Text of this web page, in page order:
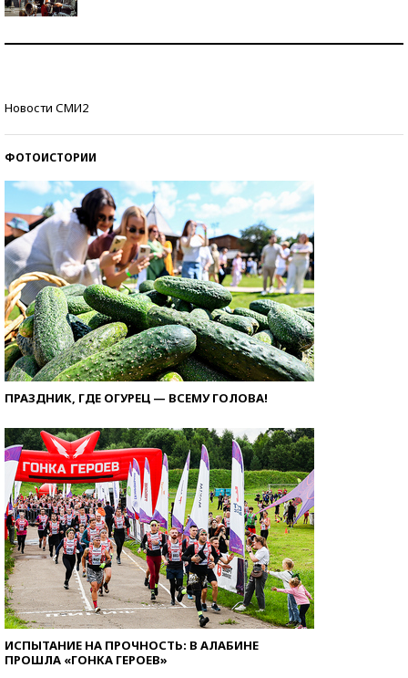
Новости СМИ2
ФОТОИСТОРИИ
ПРАЗДНИК, ГДЕ ОГУРЕЦ — ВСЕМУ ГОЛОВА!
ИСПЫТАНИЕ НА ПРОЧНОСТЬ: В АЛАБИНЕ
ПРОШЛА «ГОНКА ГЕРОЕВ»